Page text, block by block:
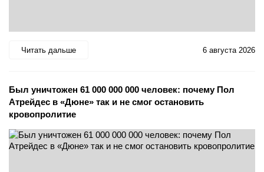
Читать дальше 6 августа 2026
Был уничтожен 61 000 000 000 человек: почему Пол
Атрейдес в «Дюне» так и не смог остановить
кровопролитие